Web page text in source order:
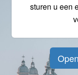
sturen u een